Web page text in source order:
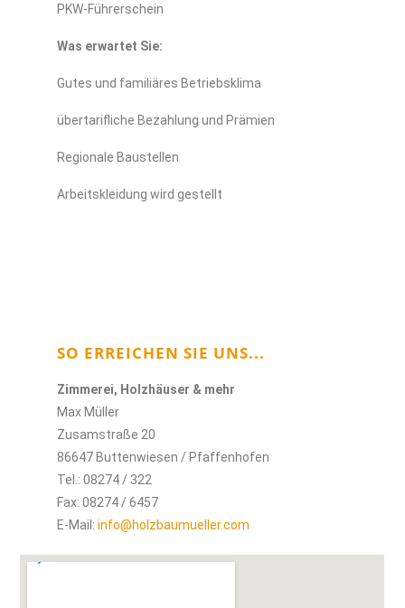
PKW-Führerschein
Was erwartet Sie:
Gutes und familiäres Betriebsklima
übertarifliche Bezahlung und Prämien
Regionale Baustellen
Arbeitskleidung wird gestellt
SO ERREICHEN SIE UNS...
Zimmerei, Holzhäuser & mehr
Max Müller
Zusamstraße 20
86647 Buttenwiesen / Pfaffenhofen
Tel.: 08274 / 322
Fax: 08274 / 6457
E-Mail: info@holzbaumueller.com